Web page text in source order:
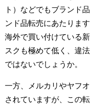
ト）などでもブランド
ンド品転売にあたりま
海外で買い付けている
スクも極めて低く、違
ではないでしょうか。
一方、メルカリやヤフ
されていますが、この